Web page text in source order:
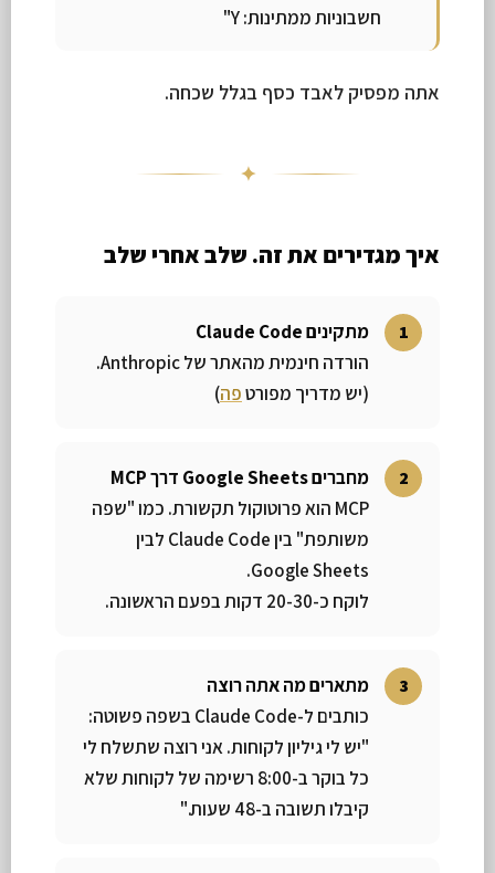
חשבוניות ממתינות: Y"
אתה מפסיק לאבד כסף בגלל שכחה.
✦
איך מגדירים את זה. שלב אחרי שלב
מתקינים Claude Code
הורדה חינמית מהאתר של Anthropic.
(יש מדריך מפורטפה)
מחברים Google Sheets דרך MCP
MCP הוא פרוטוקול תקשורת. כמו "שפה
משותפת" בין Claude Code לבין
Google Sheets.
לוקח כ-20-30 דקות בפעם הראשונה.
מתארים מה אתה רוצה
כותבים ל-Claude Code בשפה פשוטה:
"יש לי גיליון לקוחות. אני רוצה שתשלח לי
כל בוקר ב-8:00 רשימה של לקוחות שלא
קיבלו תשובה ב-48 שעות."